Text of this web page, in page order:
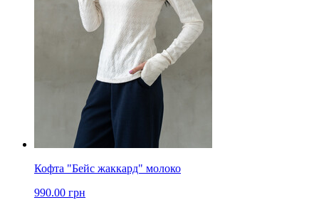
Кофта "Бейс жаккард" молоко
990.00 грн